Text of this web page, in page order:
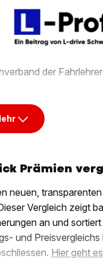
der
Prämien
neuen, transparenten
Vergleich zeigt
an und sortiert
und
Hier geht